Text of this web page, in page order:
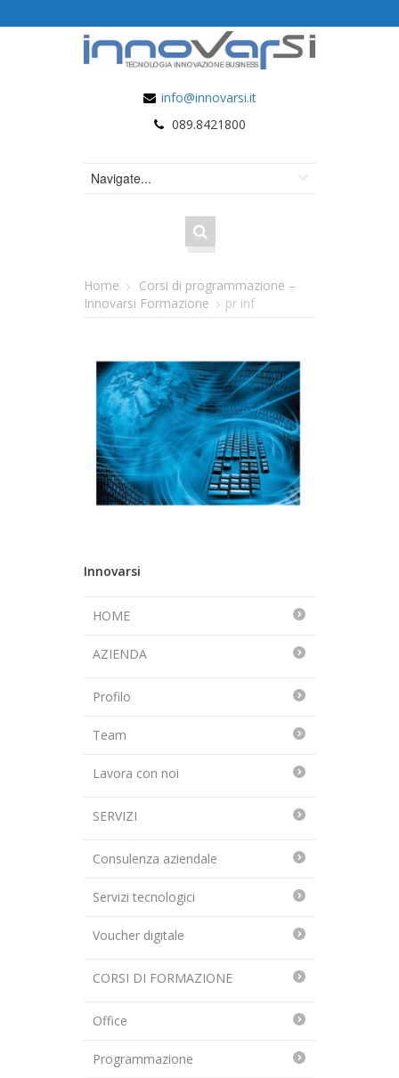
info@innovarsi.it
089.8421800
Home
Corsi di programmazione –
Innovarsi Formazione
pr inf
Innovarsi
HOME
AZIENDA
Profilo
Team
Lavora con noi
SERVIZI
Consulenza aziendale
Servizi tecnologici
Voucher digitale
CORSI DI FORMAZIONE
Office
Programmazione